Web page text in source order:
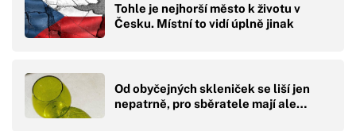
Tohle je nejhorší město k životu v
Česku. Místní to vidí úplně jinak
Od obyčejných skleniček se liší jen
nepatrně, pro sběratele mají ale…